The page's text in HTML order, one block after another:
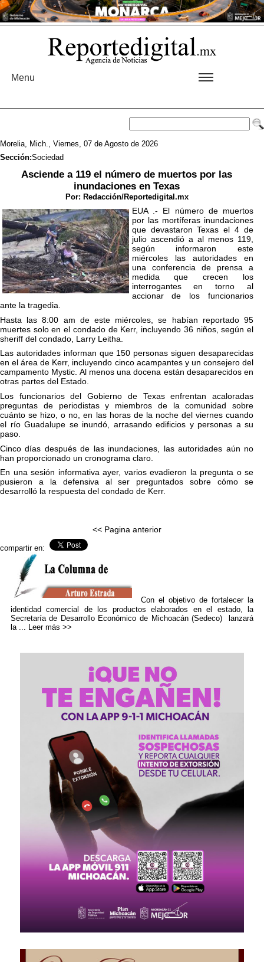
Menu
Morelia, Mich., Viernes, 07 de Agosto de 2026
Sección:Sociedad
Asciende a 119 el número de muertos por las
inundaciones en Texas
Por: Redacción/Reportedigital.mx
EUA .- El número de muertos
por las mortíferas inundaciones
que devastaron Texas el 4 de
julio ascendió a al menos 119,
según informaron este
miércoles las autoridades en
una conferencia de prensa a
medida que crecen los
interrogantes en torno al
accionar de los funcionarios
ante la tragedia.
Hasta las 8:00 am de este miércoles, se habían reportado 95
muertes solo en el condado de Kerr, incluyendo 36 niños, según el
sheriff del condado, Larry Leitha.
Las autoridades informan que 150 personas siguen desaparecidas
en el área de Kerr, incluyendo cinco acampantes y un consejero del
campamento Mystic. Al menos una docena están desaparecidos en
otras partes del Estado.
Los funcionarios del Gobierno de Texas enfrentan acaloradas
preguntas de periodistas y miembros de la comunidad sobre
cuánto se hizo, o no, en las horas de la noche del viernes cuando
el río Guadalupe se inundó, arrasando edificios y personas a su
paso.
Cinco días después de las inundaciones, las autoridades aún no
han proporcionado un cronograma claro.
En una sesión informativa ayer, varios evadieron la pregunta o se
pusieron a la defensiva al ser preguntados sobre cómo se
desarrolló la respuesta del condado de Kerr.
<< Pagina anterior
compartir en:
Con el objetivo de fortalecer la
identidad comercial de los productos elaborados en el estado, la
Secretaría de Desarrollo Económico de Michoacán (Sedeco) lanzará
la ... Leer más >>